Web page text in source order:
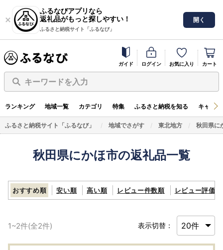
ふるなびアプリなら
返礼品がもっと探しやすい！
ふるさと納税サイト「ふるなび」
開く
ガイド ログイン お気に入り カート
キーワードを入力
ランキング 地域一覧 カテゴリ 特集 ふるさと納税を知る キャン
ふるさと納税サイト「ふるなび」 地域でさがす 東北地方 秋田県に
秋田県にかほ市の返礼品一覧
おすすめ順 安い順 高い順 レビュー件数順 レビュー評価順
1~2件(全2件) 表示切替：